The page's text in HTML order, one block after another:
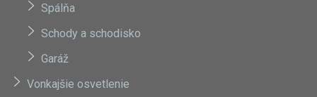
Spálňa
Schody a schodisko
Garáž
Vonkajšie osvetlenie